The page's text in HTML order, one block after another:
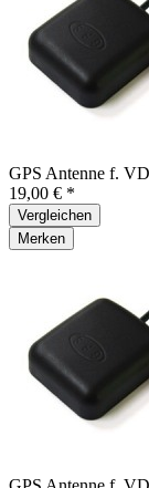
GPS Antenne f.
19,00 € *
Vergleichen
Merken